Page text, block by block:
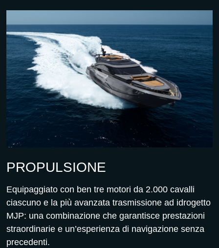
PROPULSIONE
Equipaggiato con ben tre motori da 2.000 cavalli
ciascuno e la più avanzata trasmissione ad idrogetto
MJP: una combinazione che garantisce prestazioni
straordinarie e un’esperienza di navigazione senza
precedenti.